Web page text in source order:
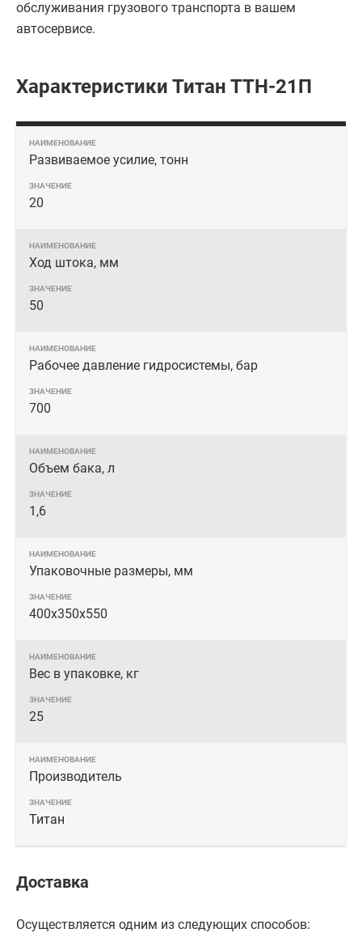
обслуживания грузового транспорта в вашем
автосервисе.
Характеристики Титан ТТН-21П
Развиваемое усилие, тонн
20
Ход штока, мм
50
Рабочее давление гидросистемы, бар
700
Объем бака, л
1,6
Упаковочные размеры, мм
400х350х550
Вес в упаковке, кг
25
Производитель
Титан
Доставка
Осуществляется одним из следующих способов: